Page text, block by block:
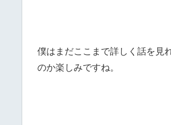
僕はまだここまで詳しく話を見
のか楽しみですね。